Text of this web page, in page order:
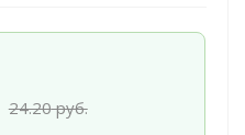
24.20руб.